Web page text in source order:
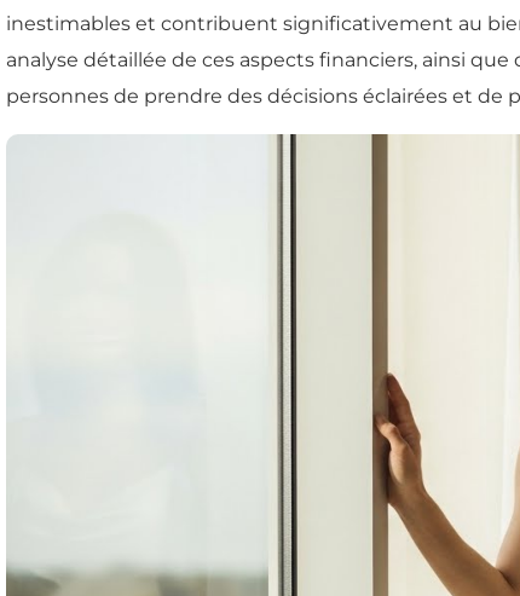
inestimables et contribuent significativement au
analyse détaillée de ces aspects financiers, ainsi
personnes de prendre des décisions éclairées et